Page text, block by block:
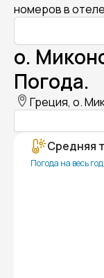
номеров в отеле
о.
Погода.
Греция, о.
Средняя
Погода на весь год